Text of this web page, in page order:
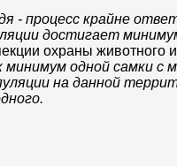
- процесс крайне
достигает
охраны животного
минимум одной самки
на данной